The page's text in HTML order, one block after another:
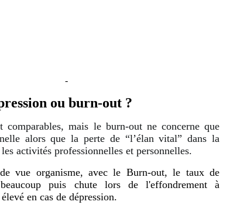
-
ou burn-out ?
comparables, mais le burn-out ne concerne que
alors que la perte de “l’élan vital” dans la
activités professionnelles et personnelles.
vue organisme, avec le Burn-out, le taux de
puis chute lors de l'effondrement à
en cas de dépression.